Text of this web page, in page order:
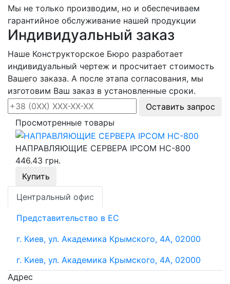
Мы не только производим, но и обеспечиваем
гарантийное обслуживание нашей продукции
Индивидуальный заказ
Наше Конструкторское Бюро разработает
индивидуальный чертеж и просчитает стоимость
Вашего заказа. А после этапа согласования, мы
изготовим Ваш заказ в установленные сроки.
Оставить запрос
Просмотренные товары
НАПРАВЛЯЮЩИЕ СЕРВЕРА IPCOM НС-800
446.43 грн.
Купить
Центральный офис
Представительство в ЕС
г. Киев, ул. Академика Крымского, 4А, 02000
г. Киев, ул. Академика Крымского, 4А, 02000
Адрес